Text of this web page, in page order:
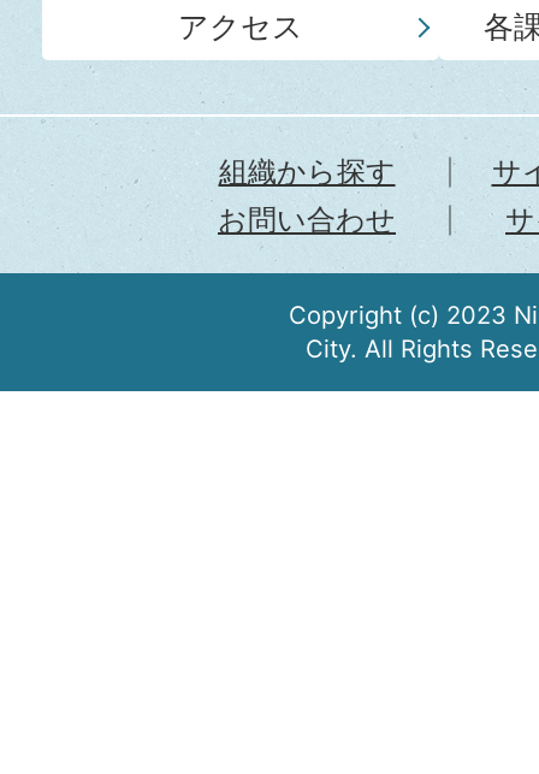
アクセス 各
組織から探す
サ
お問い合わせ
Copyright (c) 2023
City. All Rights